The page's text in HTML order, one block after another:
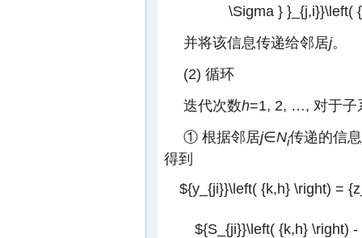
\Sigma } }_{j,i}}\left(
并将该信息传递给邻居j。
(2) 循环
迭代次数h=1, 2, …, 对于子
① 根据邻居j∈Ni传递的信息
得到
${y_{ji}}\left( {k,h} \right) =
${S_{ji}}\left( {k,h} \right)